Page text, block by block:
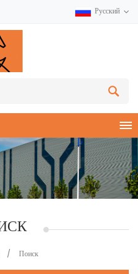
Русский
/ Поиск